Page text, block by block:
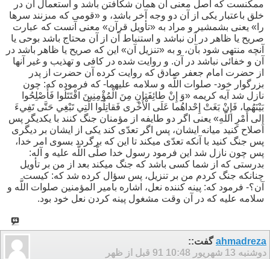
ممكنست كه اصل معنى آن همان شكافتن باشد و استعمال آن در
خلق باعتبار يكى از آن دو وجه آخر باشد، و «قومى كه مى‏زنند سرها
را» يعنى بشمشير و مراد به «تأويل قرآن» معنى آنست كه عبارت
صريح يا ظاهر در آن نباشد و استنباط آن از آن محتاج باشد بوحى يا
آنچه منتهى شود بآن، و به «تنزيل آن» اين كه صريح يا ظاهر باشد در
آن و خفائى نباشد در آن. و روايت شده در كافى و تهذيب و غير آنها
از حضرت امام جعفر صادق كه روايت كرده آن حضرت از پدر
بزرگوار خود- صلوات اللَّه و سلامه عليهما- كه فرموده كه: چون
نازل شد آيه كريمه «وَ إِنْ طائِفَتانِ مِنَ الْمُؤْمِنِينَ اقْتَتَلُوا فَأَصْلِحُوا
بَيْنَهُما، فَإِنْ بَغَتْ إِحْداهُما عَلَى الْأُخْرى‏ فَقاتِلُوا الَّتِي تَبْغِي حَتَّى تَفِي‏ءَ
إِلى‏ أَمْرِ اللَّهِ» يعنى اگر دو طايفه‏ از مؤمنان جنگ كنند با يكديگر پس
اصلاح كنيد ميانه ايشان، پس اگر تعدّى كند يكى از ايشان بر ديگرى
پس جنگ كنيد با آنكه تعدّى ميكند تا اين كه برگردد بسوى امر خدا،
پس چون نازل شد اين فرمود رسول خدا صلّى اللَّه عليه و آله:
بدرستى كه از شما كسى باشد كه جنگ ميكند بعد از من بر تأويل
چنانكه جنگ كردم من بر تنزيل، پس سؤال كرده شد كه: كيست
آن؟- فرمود كه: پينه كننده نعل، اشاره بامير المؤمنين صلوات اللَّه و
سلامه عليه كه در آن وقت مشغول پينه كردن نعل خود بود.
ahmadrezaگفت::
دوشنبه 13 شهریور 91
10:48 قبل از ظهر